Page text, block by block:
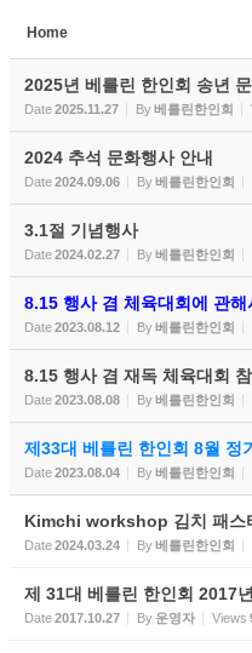
Home
2025년 베를린 한인회 송년
Date2025.11.27 By베를린한인회
2024 추석 문화행사 안내
Date2024.09.06 By베를린한인회
3.1절 기념행사
Date2024.02.27 By베를린한인회
8.15 행사 겸 체육대회에 관
Date2023.08.12 By베를린한인회
8.15 행사 겸 재독 체육대회 참
Date2023.08.08 By베를린한인회
제33대 베를린 한인회 8월 정
Date2023.08.04 By베를린한인회
Kimchi workshop 김치 패스
Date2024.03.24 By베를린한인회
제 31대 베를린 한인회 2017
Date2017.10.27 By 운영자 Views
Sketchbook5,